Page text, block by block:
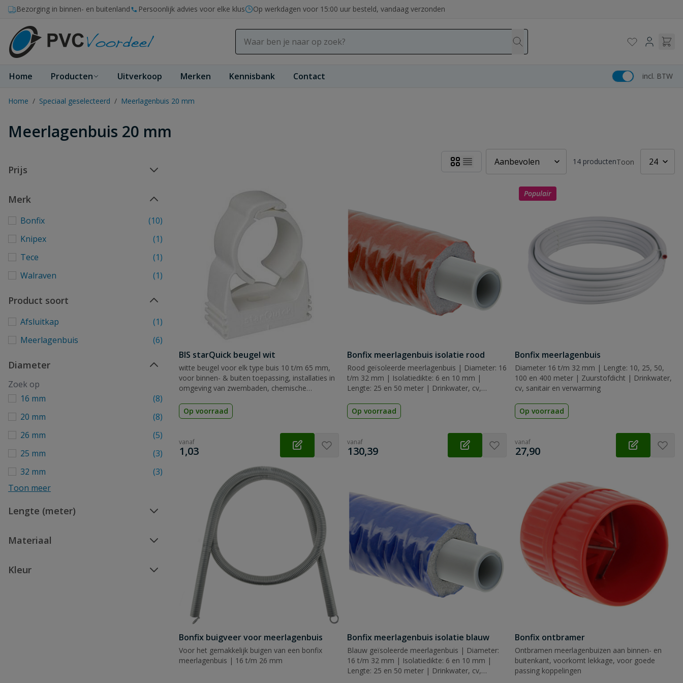
Ga naar de inhoud
Bezorging in binnen- en buitenland Persoonlijk advies voor elke klus Op werkdagen voor 15:00 uur besteld, vandaag verzonden
Home Producten Uitverkoop Merken Kennisbank Contact incl. BTW
Home / Speciaal geselecteerd / Meerlagenbuis 20 mm
Meerlagenbuis 20 mm
Prijs
Merk
Bonfix
(10)
Knipex
(1)
Tece
(1)
Walraven
(1)
Product soort
Afsluitkap
(1)
Meerlagenbuis
(6)
Diameter
16 mm
(8)
20 mm
(8)
26 mm
(5)
25 mm
(3)
32 mm
(3)
Toon meer
Lengte (meter)
Materiaal
Kleur
14 productenToon
BIS starQuick beugel wit
witte beugel voor elk type buis 10 t/m 65 mm,
voor binnen- & buiten toepassing, installaties in
omgeving van zwembaden, chemische
Op voorraad
vanaf
€
1,03
Bonfix meerlagenbuis isolatie rood
Rood geïsoleerde meerlagenbuis | Diameter: 16
t/m 32 mm | Isolatiedikte: 6 en 10 mm |
Lengte: 25 en 50 meter | Drinkwater, cv,
Op voorraad
vanaf
€
130,39
Populair
Bonfix meerlagenbuis
Diameter 16 t/m 32 mm | Lengte: 10, 25, 50,
100 en 400 meter | Zuurstofdicht | Drinkwater,
cv, sanitair en verwarming
Op voorraad
vanaf
€
27,90
Bonfix buigveer voor meerlagenbuis
Voor het gemakkelijk buigen van een bonfix
meerlagenbuis | 16 t/m 26 mm
Bonfix meerlagenbuis isolatie blauw
Blauw geïsoleerde meerlagenbuis | Diameter:
16 t/m 32 mm | Isolatiedikte: 6 en 10 mm |
Lengte: 25 en 50 meter | Drinkwater, cv,
Bonfix ontbramer
Ontbramen meerlagenbuizen aan binnen- en
buitenkant, voorkomt lekkage, voor goede
passing koppelingen